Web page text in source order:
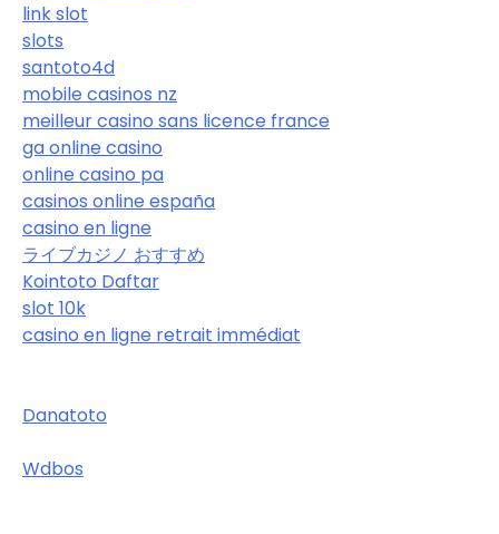
link slot
slots
santoto4d
mobile casinos nz
meilleur casino sans licence france
ga online casino
online casino pa
casinos online españa
casino en ligne
ライブカジノ おすすめ
Kointoto Daftar
slot 10k
casino en ligne retrait immédiat
Danatoto
Wdbos